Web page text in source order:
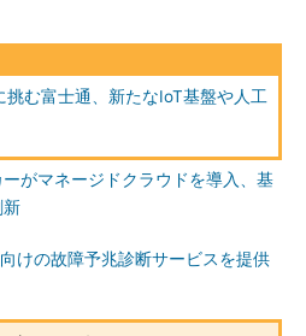
挑む富士通、新たなIoT基盤や人工
がマネージドクラウドを導入、基
新
けの故障予兆診断サービスを提供